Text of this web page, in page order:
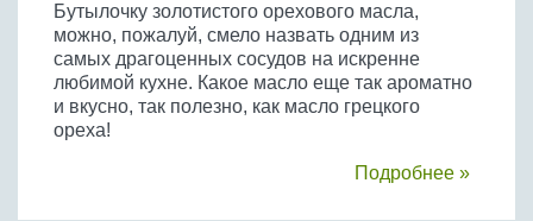
Бутылочку золотистого орехового масла,
можно, пожалуй, смело назвать одним из
самых драгоценных сосудов на искренне
любимой кухне. Какое масло еще так ароматно
и вкусно, так полезно, как масло грецкого
ореха!
Подробнее »